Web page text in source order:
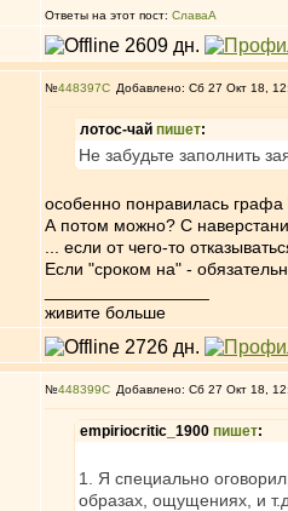
Ответы на этот пост: СлаваА
№448397 Добавлено: Сб 27 Окт 18,
лотос-чай пишет:
Не забудьте заполнить
особенно понравилась
А потом можно? С
... если от чего-то
Если "сроком на" -
живите больше
№448399 Добавлено: Сб 27 Окт 18,
empiriocritic_1900 пишет:
1. Я специально
образах, ощущениях, и